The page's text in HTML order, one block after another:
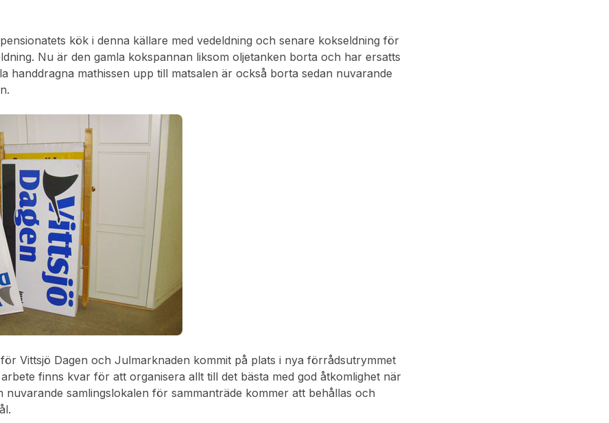
kök i denna källare med vedeldning och senare kokseldning för
Nu är den gamla kokspannan liksom oljetanken borta och har ersatts
handdragna mathissen upp till matsalen är också borta sedan nuvarande
Vittsjö Dagen och Julmarknaden kommit på plats i nya förrådsutrymmet
finns kvar för att organisera allt till det bästa med god åtkomlighet när
nuvarande samlingslokalen för sammanträde kommer att behållas och